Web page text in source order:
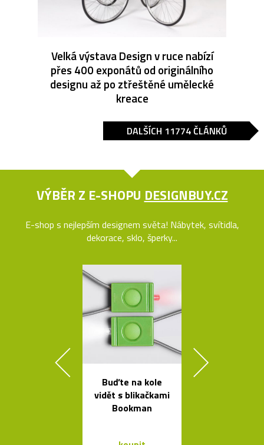
Velká výstava Design v ruce nabízí
přes 400 exponátů od originálního
designu až po ztřeštěné umělecké
kreace
DALŠÍCH 11774 ČLÁNKŮ
VÝBĚR Z E-SHOPU DESIGNBUY.CZ
E-shop s nejlepším designem světa! Nábytek, svítidla,
dekorace, sklo, šperky...
Buďte na kole
vidět s blikačkami
Bookman